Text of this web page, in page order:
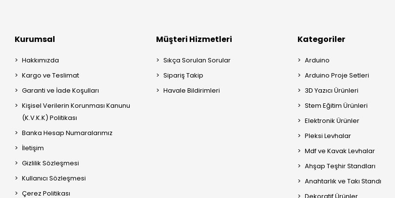
Kurumsal
Hakkımızda
Kargo ve Teslimat
Garanti ve İade Koşulları
Kişisel Verilerin Korunması Kanunu
(K.V.K.K) Politikası
Banka Hesap Numaralarımız
İletişim
Gizlilik Sözleşmesi
Kullanıcı Sözleşmesi
Çerez Politikası
Müşteri Hizmetleri
Sıkça Sorulan Sorular
Sipariş Takip
Havale Bildirimleri
Kategoriler
Arduino
Arduino Proje Setleri
3D Yazıcı Ürünleri
Stem Eğitim Ürünleri
Elektronik Ürünler
Pleksi Levhalar
Mdf ve Kavak Levhalar
Ahşap Teşhir Standları
Anahtarlık ve Takı Standı